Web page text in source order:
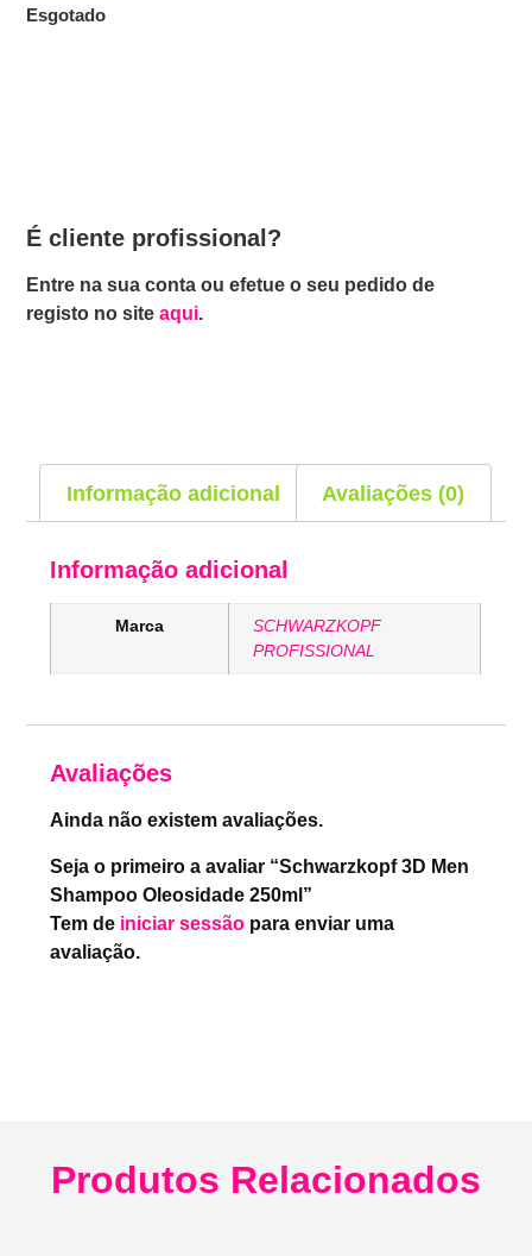
Esgotado
É cliente profissional?
Entre na sua conta ou efetue o seu pedido de
registo no siteaqui.
Informação adicional Avaliações (0)
Informação adicional
Marca
SCHWARZKOPF
PROFISSIONAL
Avaliações
Ainda não existem avaliações.
Seja o primeiro a avaliar “Schwarzkopf 3D Men
Shampoo Oleosidade 250ml”
Tem de iniciar sessão para enviar uma
avaliação.
Produtos Relacionados